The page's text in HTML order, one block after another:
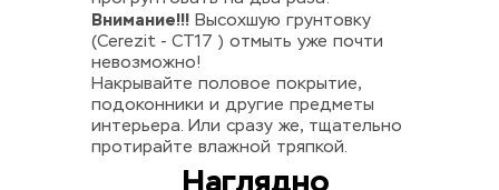
Внимание!!! Высохшую грунтовку
(Cerezit - CT17 ) отмыть уже почти
невозможно!
Накрывайте половое покрытие,
подоконники и другие предметы
интерьера. Или сразу же, тщательно
протирайте влажной тряпкой.
Наглядно